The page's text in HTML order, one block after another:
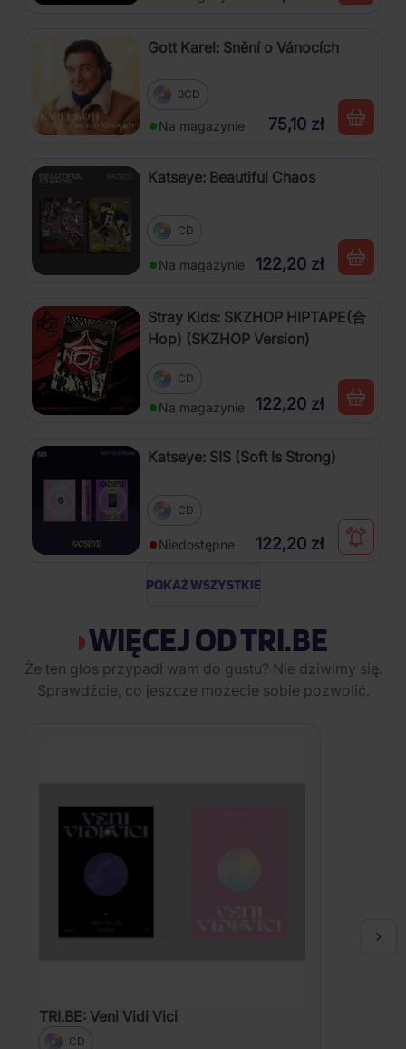
Gott Karel: Snění o Vánocích
3CD
Na magazynie 75,10 zł
Katseye: Beautiful Chaos
CD
Na magazynie 122,20 zł
Stray Kids: SKZHOP HIPTAPE(合
Hop) (SKZHOP Version)
CD
Na magazynie 122,20 zł
Katseye: SIS (Soft Is Strong)
CD
Niedostępne 122,20 zł
POKAŻ WSZYSTKIE
WIĘCEJ OD TRI.BE
Że ten głos przypadł wam do gustu? Nie dziwimy się.
Sprawdźcie, co jeszcze możecie sobie pozwolić.
TRI.BE: Veni Vidi Vici
CD